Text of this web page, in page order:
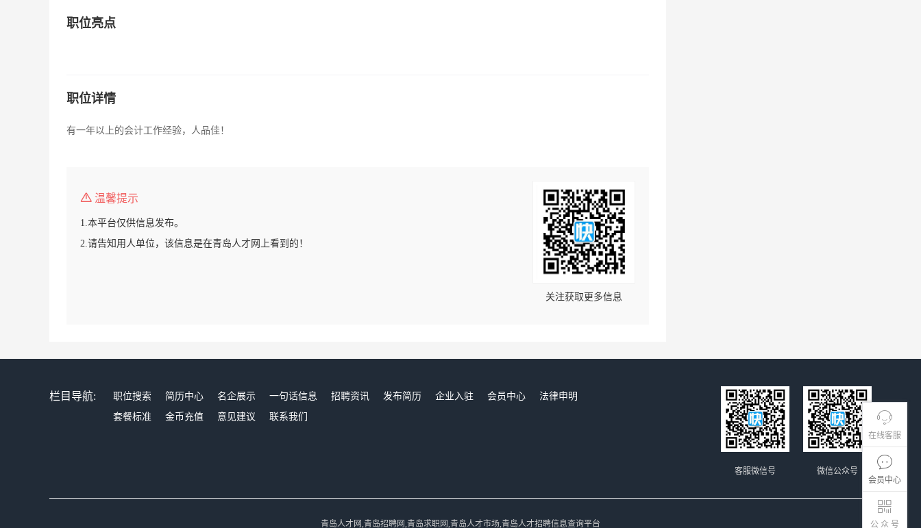
在线客服
会员中心
公 众 号
职位亮点
职位详情
有一年以上的会计工作经验，人品佳！
温馨提示
1.本平台仅供信息发布。
2.请告知用人单位，该信息是在青岛人才网上看到的！
关注获取更多信息
栏目导航: 职位搜索 简历中心 名企展示 一句话信息 招聘资讯 发布简历 企业入驻 会员中心
法律申明
套餐标准
金币充值 意见建议 联系我们
微信公众号
客服微信号
青岛人才网,青岛招聘网,青岛求职网,青岛人才市场,青岛人才招聘信息查询平台